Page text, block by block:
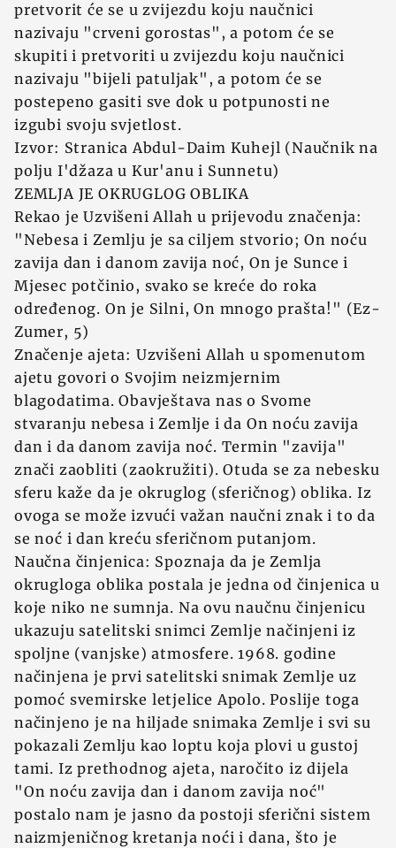
pretvorit će se u zvijezdu koju naučnici
nazivaju "crveni gorostas", a potom će se
skupiti i pretvoriti u zvijezdu koju naučnici
nazivaju "bijeli patuljak", a potom će se
postepeno gasiti sve dok u potpunosti ne
izgubi svoju svjetlost.
Izvor: Stranica Abdul-Daim Kuhejl (Naučnik na
polju I'džaza u Kur'anu i Sunnetu)
ZEMLJA JE OKRUGLOG OBLIKA
Rekao je Uzvišeni Allah u prijevodu značenja:
"Nebesa i Zemlju je sa ciljem stvorio; On noću
zavija dan i danom zavija noć, On je Sunce i
Mjesec potčinio, svako se kreće do roka
određenog. On je Silni, On mnogo prašta!" (Ez-
Zumer, 5)
Značenje ajeta: Uzvišeni Allah u spomenutom
ajetu govori o Svojim neizmjernim
blagodatima. Obavještava nas o Svome
stvaranju nebesa i Zemlje i da On noću zavija
dan i da danom zavija noć. Termin "zavija"
znači zaobliti (zaokružiti). Otuda se za nebesku
sferu kaže da je okruglog (sferičnog) oblika. Iz
ovoga se može izvući važan naučni znak i to da
se noć i dan kreću sferičnom putanjom.
Naučna činjenica: Spoznaja da je Zemlja
okrugloga oblika postala je jedna od činjenica u
koje niko ne sumnja. Na ovu naučnu činjenicu
ukazuju satelitski snimci Zemlje načinjeni iz
spoljne (vanjske) atmosfere. 1968. godine
načinjena je prvi satelitski snimak Zemlje uz
pomoć svemirske letjelice Apolo. Poslije toga
načinjeno je na hiljade snimaka Zemlje i svi su
pokazali Zemlju kao loptu koja plovi u gustoj
tami. Iz prethodnog ajeta, naročito iz dijela
"On noću zavija dan i danom zavija noć"
postalo nam je jasno da postoji sferični sistem
naizmjeničnog kretanja noći i dana, što je